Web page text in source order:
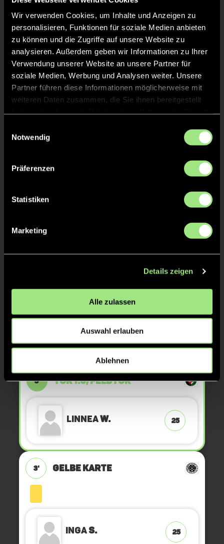
Wir verwenden Cookies, um Inhalte und Anzeigen zu
personalisieren, Funktionen für soziale Medien anbieten
zu können und die Zugriffe auf unsere Website zu
analysieren. Außerdem geben wir Informationen zu Ihrer
Verwendung unserer Website an unsere Partner für
soziale Medien, Werbung und Analysen weiter. Unsere
Partner führen diese Informationen möglicherweise mit
weiteren Daten zusammen, die Sie ihnen bereitgestellt
Notwendig
Präferenzen
Statistiken
Marketing
Details zeigen
Alle zulassen
Auswahl erlauben
Ablehnen
19' GRÜNE KARTE
SelmaS. 4
17' TOR 2:0, FELDTOR
15'
ANPFIFF 2. Viertel
11' ABPFIFF 1. Viertel
5' TOR 1:0, FELDTOR
LinneaW. 25
3' GELBE KARTE
IngaS. 25